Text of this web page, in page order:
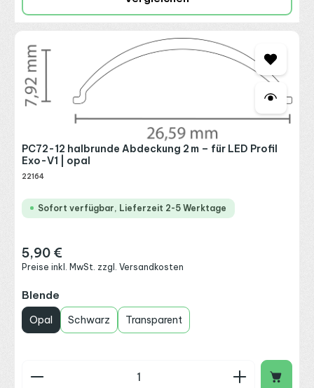
PC72-12 halbrunde Abdeckung 2 m – für LED Profil
Exo-V1 | opal
22164
Sofort verfügbar, Lieferzeit 2-5 Werktage
Regulärer Preis:
5,90 €
Preise inkl. MwSt. zzgl. Versandkosten
Blende
Opal Schwarz Transparent
Produkt Anzahl: Gib den gewünschten Wert